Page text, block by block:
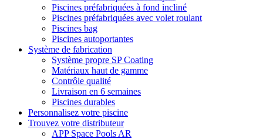
Piscines préfabriquées à fond incliné
Piscines préfabriquées avec volet roulant
Piscines bag
Piscines autoportantes
Système de fabrication
Système propre SP Coating
Matériaux haut de gamme
Contrôle qualité
Livraison en 6 semaines
Piscines durables
Personnalisez votre piscine
Trouvez votre distributeur
APP Space Pools AR